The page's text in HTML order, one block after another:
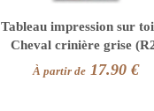
Tableau impression sur
Cheval crinière grise
À partir de 17.90 €